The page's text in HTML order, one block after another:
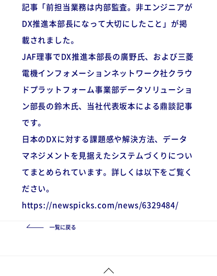
記事「前担当業務は内部監査。非エンジニアが
DX推進本部長になって大切にしたこと」が掲
載されました。
JAF理事でDX推進本部長の廣野氏、および三菱
電機インフォメーションネットワーク社クラウ
ドプラットフォーム事業部データソリューショ
ン部長の鈴木氏、当社代表坂本による鼎談記事
です。
日本のDXに対する課題感や解決方法、データ
マネジメントを見据えたシステムづくりについ
てまとめられています。詳しくは以下をご覧く
ださい。
https://newspicks.com/news/6329484/
一覧に戻る